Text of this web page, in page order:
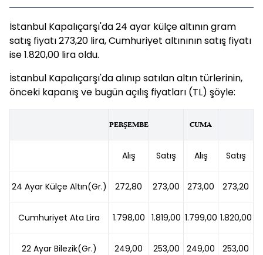
İstanbul Kapalıçarşı'da 24 ayar külçe altının gram
satış fiyatı 273,20 lira, Cumhuriyet altınının satış fiyatı
ise 1.820,00 lira oldu.
İstanbul Kapalıçarşı'da alınıp satılan altın türlerinin,
önceki kapanış ve bugün açılış fiyatları (TL) şöyle:
PERŞEMBE CUMA
Alış Satış Alış Satış
24 Ayar Külçe Altın(Gr.) 272,80 273,00 273,00 273,20
Cumhuriyet Ata Lira 1.798,00 1.819,00 1.799,00 1.820,00
22 Ayar Bilezik(Gr.) 249,00 253,00 249,00 253,00